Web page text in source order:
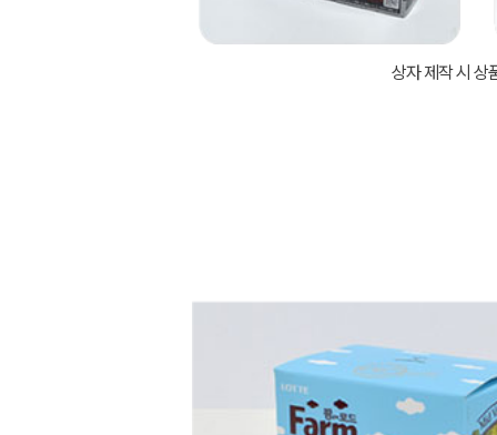
상자 제작 시 상